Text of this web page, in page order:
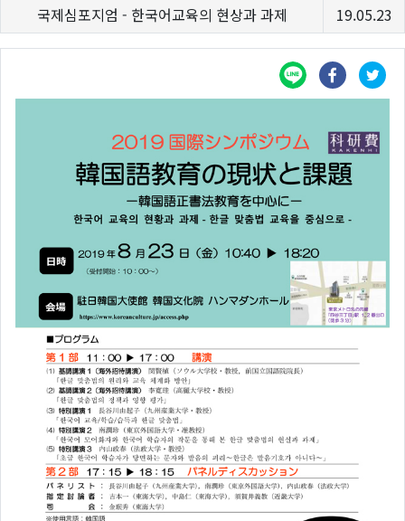
국제심포지엄 - 한국어교육의 현상과 과제 19.05.23